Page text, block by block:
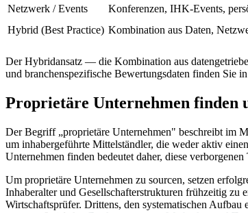
Netzwerk / Events
Konferenzen, IHK-Events,
Hybrid (Best Practice) Kombination aus Daten,
Der Hybridansatz — die Kombination aus
und branchenspezifische Bewertungsdaten finden Sie
Proprietäre Unternehmen finden
Der Begriff „proprietäre Unternehmen" beschreibt im
um inhabergeführte Mittelständler, die weder aktiv
Unternehmen finden bedeutet daher, diese
Um proprietäre Unternehmen zu sourcen, setzen
Inhaberalter und Gesellschafterstrukturen frühzeitig
Wirtschaftsprüfer. Drittens, den systematischen Aufbau